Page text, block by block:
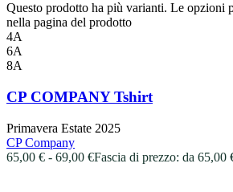
Questo prodotto ha più varianti. Le opzioni
nella pagina del prodotto
4A
6A
8A
CP COMPANY Tshirt
Primavera Estate 2025
CP Company
65,00 € - 69,00 €Fascia di prezzo: da 65,00